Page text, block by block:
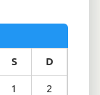
S D
1 2